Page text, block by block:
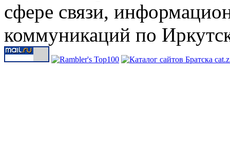
сфере связи,
коммуникаций по